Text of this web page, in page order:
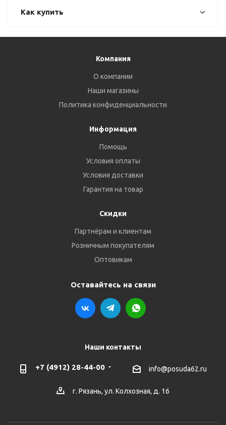
Как купить
Компания
О компании
Наши магазины
Политика конфиденциальности
Информация
Помощь
Условия оплаты
Условия доставки
Гарантия на товар
Скидки
Партнёрам и клиентам
Розничным покупателям
Оптовикам
Оставайтесь на связи
Наши контакты
+7 (4912) 28-44-00 info@posuda62.ru
г. Рязань, ул. Колхозная, д. 16